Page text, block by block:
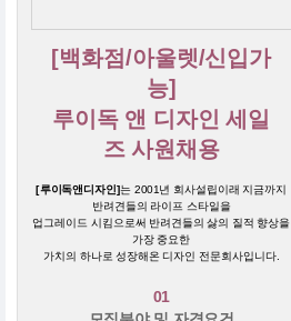
[백화점/아울렛/신입가
능]
루이독 앤 디자인 세일
즈 사원채용
[루이독앤디자인]는 2001년 회사설립이래 지금까지
반려견들의 라이프 스타일을
업그레이드 시킴으로써 반려견들의 삻의 질적 향상을
가장 중요한
가치의 하나로 성장해온 디자인 전문회사입니다.
01